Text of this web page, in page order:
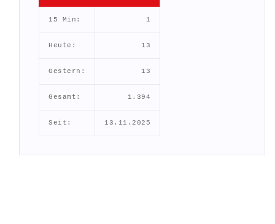
15 Min: 1
Heute: 13
Gestern: 13
Gesamt: 1.394
Seit: 13.11.2025